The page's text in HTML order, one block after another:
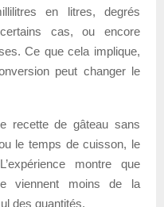
en litres, degrés
cas, ou encore
Ce que cela implique,
peut changer le
recette de gâteau sans
le temps de cuisson, le
montre que
viennent moins de la
des quantités.